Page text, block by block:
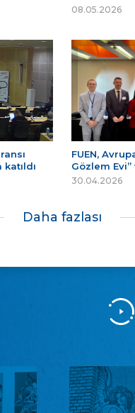
08.05.2026
FUEN,
Gözlem Evi”
30.04.2026
Daha fazlası